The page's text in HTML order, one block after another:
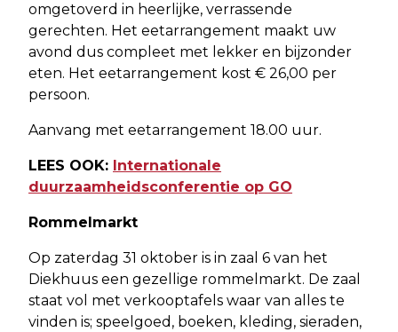
omgetoverd in heerlijke, verrassende
gerechten. Het eetarrangement maakt uw
avond dus compleet met lekker en bijzonder
eten. Het eetarrangement kost € 26,00 per
persoon.
Aanvang met eetarrangement 18.00 uur.
LEES OOK: Internationale
duurzaamheidsconferentie op GO
Rommelmarkt
Op zaterdag 31 oktober is in zaal 6 van het
Diekhuus een gezellige rommelmarkt. De zaal
staat vol met verkooptafels waar van alles te
vinden is; speelgoed, boeken, kleding, sieraden,